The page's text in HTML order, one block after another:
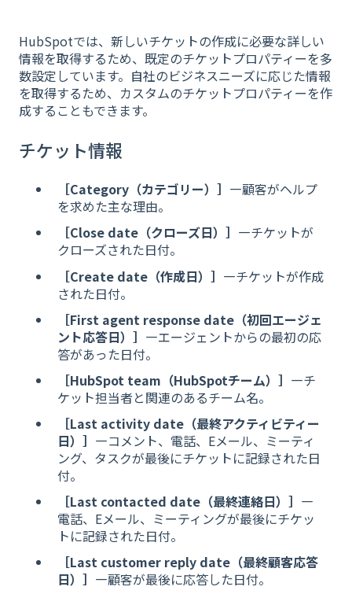
HubSpotでは、新しいチケットの作成に必要な詳しい
情報を取得するため、既定のチケットプロパティーを多
数設定しています。自社のビジネスニーズに応じた情報
を取得するため、カスタムのチケットプロパティーを作
成することもできます。
チケット情報
［Category（カテゴリー）］ ―顧客がヘルプ
を求めた主な理由。
［Close date（クローズ日）］ ―チケットが
クローズされた日付。
［Create date（作成日）］ ―チケットが作成
された日付。
［First agent response date（初回エージェ
ント応答日）］ ―エージェントからの最初の応
答があった日付。
［HubSpot team（HubSpotチーム）］ ―チ
ケット担当者と関連のあるチーム名。
［Last activity date（最終アクティビティー
日）］ ―コメント、電話、Eメール、ミーティ
ング、タスクが最後にチケットに記録された日
付。
［Last contacted date（最終連絡日）］ ―
電話、Eメール、ミーティングが最後にチケッ
トに記録された日付。
［Last customer reply date（最終顧客応答
日）］ ―顧客が最後に応答した日付。